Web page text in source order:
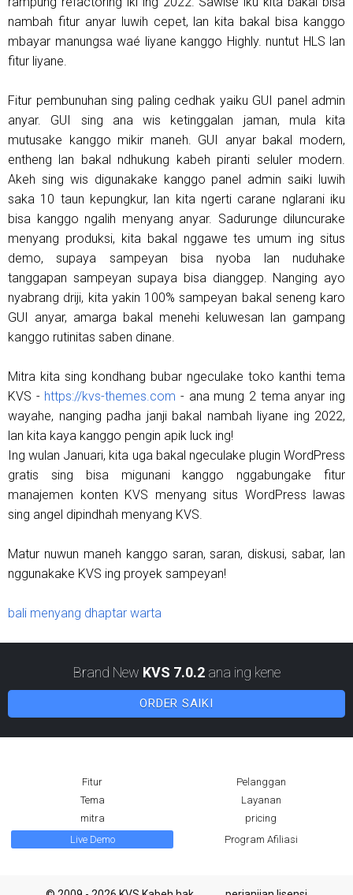
nambah fitur anyar luwih cepet, lan kita bakal bisa kanggo
mbayar manungsa waé liyane kanggo Highly. nuntut HLS lan
fitur liyane.
Fitur pembunuhan sing paling cedhak yaiku GUI panel admin
anyar. GUI sing ana wis ketinggalan jaman, mula kita
mutusake kanggo mikir maneh. GUI anyar bakal modern,
entheng lan bakal ndhukung kabeh piranti seluler modern.
Akeh sing wis digunakake kanggo panel admin saiki luwih
saka 10 taun kepungkur, lan kita ngerti carane nglarani iku
bisa kanggo ngalih menyang anyar. Sadurunge diluncurake
menyang produksi, kita bakal nggawe tes umum ing situs
demo, supaya sampeyan bisa nyoba lan nuduhake
tanggapan sampeyan supaya bisa dianggep. Nanging ayo
nyabrang driji, kita yakin 100% sampeyan bakal seneng karo
GUI anyar, amarga bakal menehi keluwesan lan gampang
kanggo rutinitas saben dinane.
Mitra kita sing kondhang bubar ngeculake toko kanthi tema
KVS - https://kvs-themes.com - ana mung 2 tema anyar ing
wayahe, nanging padha janji bakal nambah liyane ing 2022,
lan kita kaya kanggo pengin apik luck ing!
Ing wulan Januari, kita uga bakal ngeculake plugin WordPress
gratis sing bisa migunani kanggo nggabungake fitur
manajemen konten KVS menyang situs WordPress lawas
sing angel dipindhah menyang KVS.
Matur nuwun maneh kanggo saran, saran, diskusi, sabar, lan
nggunakake KVS ing proyek sampeyan!
bali menyang dhaptar warta
Brand New KVS 7.0.2ana ing kene
ORDER SAIKI
Fitur
Pelanggan
Tema
Layanan
mitra
pricing
Live Demo
Program Afiliasi